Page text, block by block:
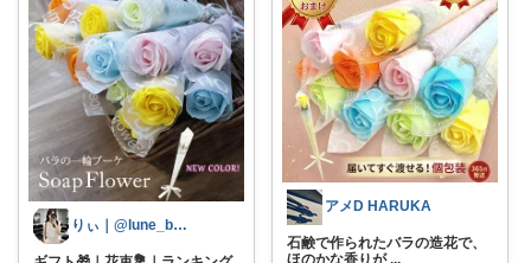
りぃ｜@lune_biyou
アメD HARUKA
石鹸で作られたバラの造花で、
ほのかな香りが ...